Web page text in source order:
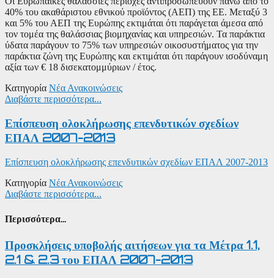
40% του ακαθάριστου εθνικού προϊόντος (ΑΕΠ) της ΕΕ. Μεταξύ 3
και 5% του ΑΕΠ της Ευρώπης εκτιμάται ότι παράγεται άμεσα από
τον τομέα της θαλάσσιας βιομηχανίας και υπηρεσιών. Τα παράκτια
ύδατα παράγουν το 75% των υπηρεσιών οικοσυστήματος για την
παράκτια ζώνη της Ευρώπης και εκτιμάται ότι παράγουν ισοδύναμη
αξία των € 18 δισεκατομμύριων / έτος.
Κατηγορία Νέα Ανακοινώσεις
Διαβάστε περισσότερα...
Επίσπευση ολοκλήρωσης επενδυτικών σχεδίων
ΕΠΑΛ 2007-2013
Επίσπευση ολοκλήρωσης επενδυτικών σχεδίων ΕΠΑΛ 2007-2013
Κατηγορία Νέα Ανακοινώσεις
Διαβάστε περισσότερα...
Περισσότερα...
Προσκλήσεις υποβολής αιτήσεων για τα Μέτρα 1.1,
2.1 & 2.3 του ΕΠΑΛ 2007-2013